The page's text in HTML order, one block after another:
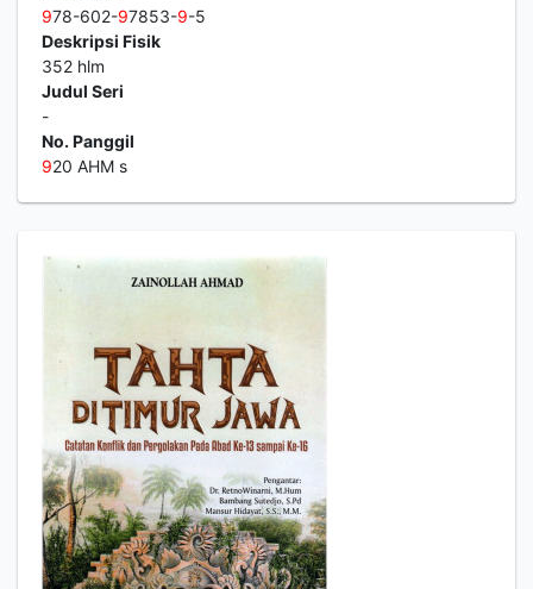
978-602-97853-9-5
Deskripsi Fisik
352 hlm
Judul Seri
-
No. Panggil
920 AHM s